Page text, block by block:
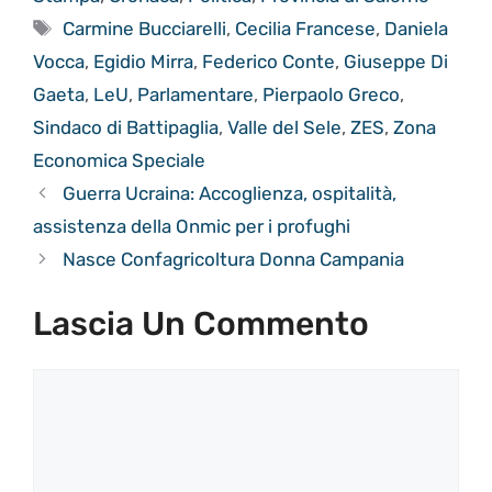
Tag
Carmine Bucciarelli, Cecilia Francese, Daniela
Vocca, Egidio Mirra, Federico Conte, Giuseppe Di
Gaeta, LeU, Parlamentare, Pierpaolo Greco,
Sindaco di Battipaglia, Valle del Sele, ZES, Zona
Economica Speciale
Guerra Ucraina: Accoglienza, ospitalità,
assistenza della Onmic per i profughi
Nasce Confagricoltura Donna Campania
Lascia Un Commento